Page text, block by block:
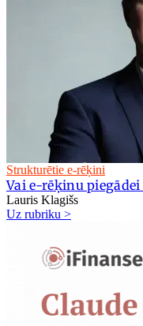
Strukturētie e-rēķini
Vai e-rēķinu
Lauris Klagišs
Uz rubriku >